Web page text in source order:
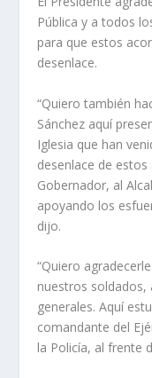
Pública y a todos
para que estos
desenlace.
“Quiero también
Sánchez aquí
Iglesia que han
desenlace de
Gobernador, al
apoyando los
dijo.
“Quiero
nuestros soldados,
generales. Aquí
comandante del
la Policía, al frente